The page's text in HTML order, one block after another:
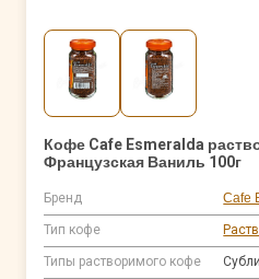
Кофе Cafe Esmeralda
Французская Ваниль 100г
Бренд Cafe
Тип кофе
Типы растворимого кофе